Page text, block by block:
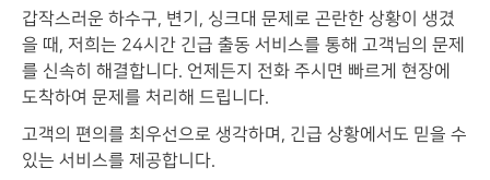
갑작스러운 하수구, 변기, 싱크대 문제로 곤란한 상황이 생겼
을 때, 저희는 24시간 긴급 출동 서비스를 통해 고객님의 문제
를 신속히 해결합니다. 언제든지 전화 주시면 빠르게 현장에
도착하여 문제를 처리해 드립니다.
고객의 편의를 최우선으로 생각하며, 긴급 상황에서도 믿을 수
있는 서비스를 제공합니다.